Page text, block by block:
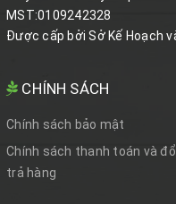
MST:0109242328
Được cấp bởi Sở Kế Hoạch
CHÍNH SÁCH
Chính sách bảo mật
Chính sách thanh toán và
trả hàng